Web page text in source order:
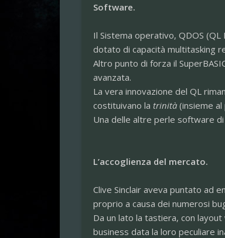
Software.
Il Sistema operativo, QDOS
dotato di capacità multitasking
Altro punto di forza il
avanzata.
La vera innovazione del QL
costituivano la trinità(insieme al
Una delle altre perle software di
L’accoglienza del mercato.
Clive Sinclair aveva puntato ad
proprio a causa dei numerosi
Da un lato la tastiera, con
business data la loro peculiare